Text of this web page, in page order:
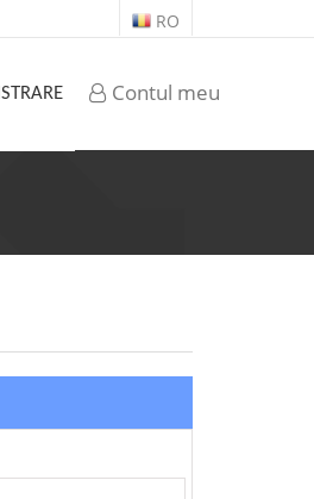
RO
Contul meu